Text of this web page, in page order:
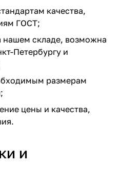
качества,
ГОСТ;
нашем складе, возможна
Петербургу и
размерам
цены и качества,
и